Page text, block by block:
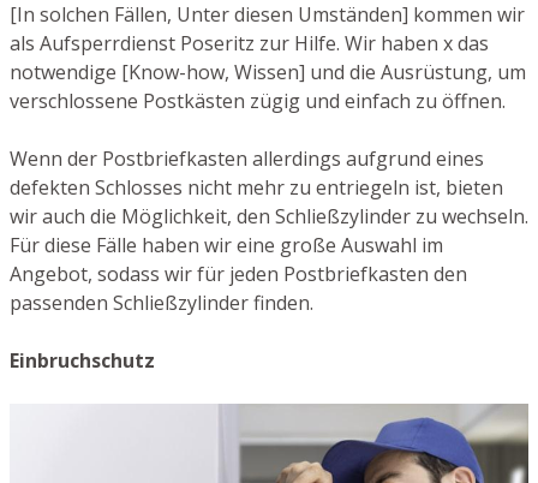
[In solchen Fällen, Unter diesen Umständen] kommen wir
als Aufsperrdienst Poseritz zur Hilfe. Wir haben x das
notwendige [Know-how, Wissen] und die Ausrüstung, um
verschlossene Postkästen zügig und einfach zu öffnen.
Wenn der Postbriefkasten allerdings aufgrund eines
defekten Schlosses nicht mehr zu entriegeln ist, bieten
wir auch die Möglichkeit, den Schließzylinder zu wechseln.
Für diese Fälle haben wir eine große Auswahl im
Angebot, sodass wir für jeden Postbriefkasten den
passenden Schließzylinder finden.
Einbruchschutz